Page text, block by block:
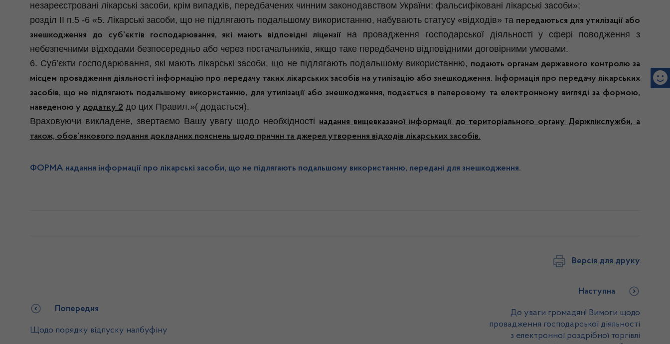
незареєстровані лікарські засоби, крім випадків, передбачених чинним законодавством України; фальсифіковані лікарські засоби»;
розділ ІІ п.5 -6 «5. Лікарські засоби, що не підлягають подальшому використанню, набувають статусу «відходів» та передаються для утилізації або
знешкодження до суб’єктів господарювання, які мають відповідні ліцензії на провадження господарської діяльності у сфері поводження з
небезпечними відходами безпосередньо або через постачальників, якщо таке передбачено відповідними договірними умовами.
6. Суб’єкти господарювання, які мають лікарські засоби, що не підлягають подальшому використанню, подають органам державного контролю за
місцем провадження діяльності інформацію про передачу таких лікарських засобів на утилізацію або знешкодження. Інформація про передачу лікарських
засобів, що не підлягають подальшому використанню, для утилізації або знешкодження, подається в паперовому та електронному вигляді за формою,
наведеною у додатку 2 до цих Правил.»( додається).
Враховуючи викладене, звертаємо Вашу увагу щодо необхідності надання вищевказаної інформації до територіального органу Держлікслужби, а
також, обов’язкового подання докладних пояснень щодо причин та джерел утворення відходів лікарських засобів.
ФОРМА надання інформації про лікарські засоби, що не підлягають подальшому використанню, передані для знешкодження.
Версія для друку
Попередня
Щодо порядку відпуску налбуфіну
Наступна
До уваги громадян! Вимоги щодо
провадження господарської діяльності
з електронної роздрібної торгівлі